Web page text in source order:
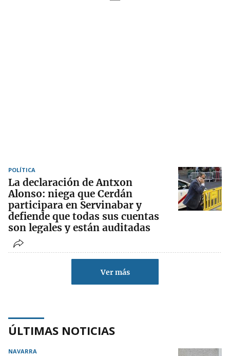
POLÍTICA
La declaración de Antxon
Alonso: niega que Cerdán
participara en Servinabar y
defiende que todas sus cuentas
son legales y están auditadas
Ver más
ÚLTIMAS NOTICIAS
NAVARRA